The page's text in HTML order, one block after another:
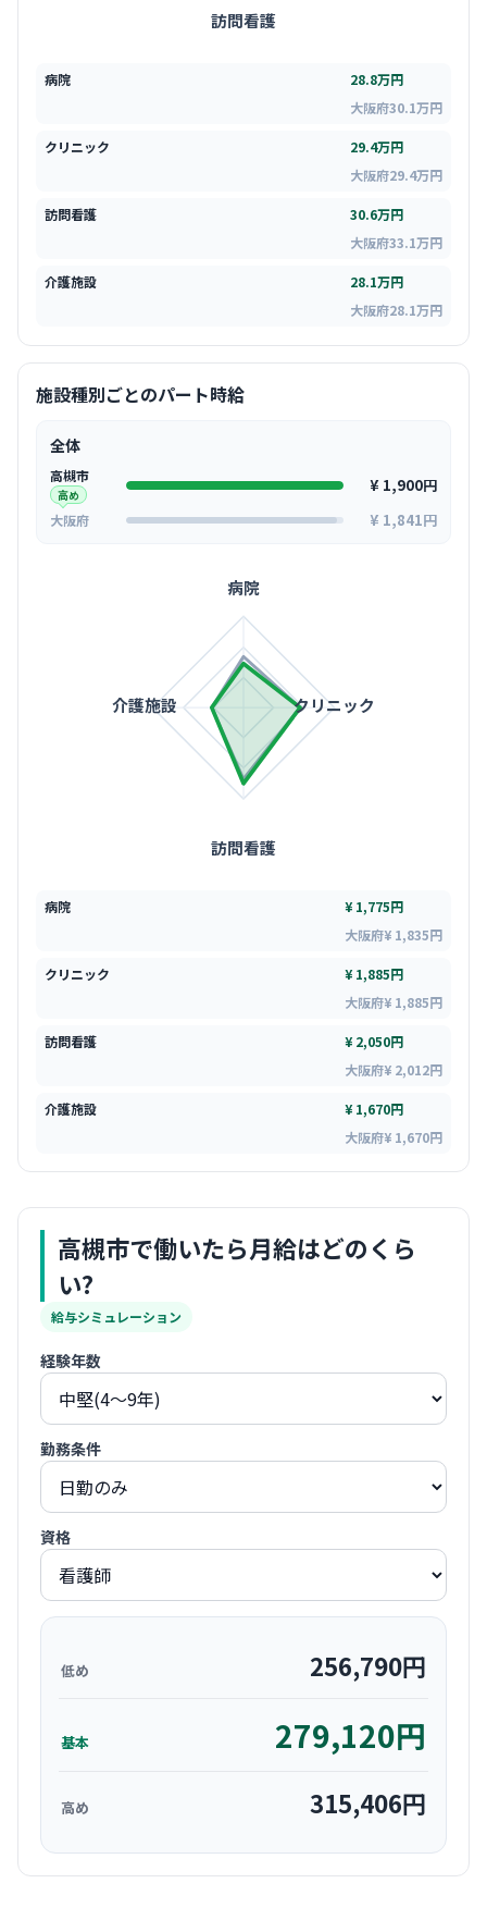
訪問看護
病院
28.8万円
大阪府30.1万円
クリニック
29.4万円
大阪府29.4万円
訪問看護
30.6万円
大阪府33.1万円
介護施設
28.1万円
大阪府28.1万円
施設種別ごとのパート時給
全体
高槻市
高め ¥ 1,900円
大阪府 ¥ 1,841円
病院
クリニック
訪問看護
介護施設
病院
¥ 1,775円
大阪府¥ 1,835円
クリニック
¥ 1,885円
大阪府¥ 1,885円
訪問看護
¥ 2,050円
大阪府¥ 2,012円
介護施設
¥ 1,670円
大阪府¥ 1,670円
高槻市で働いたら月給はどのくら
い?
給与シミュレーション
経験年数
勤務条件
資格
低め 256,790円
基本 279,120円
高め 315,406円